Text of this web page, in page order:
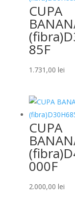
CUPA
85F
1.731,00 lei
CUPA
000F
2.000,00 lei